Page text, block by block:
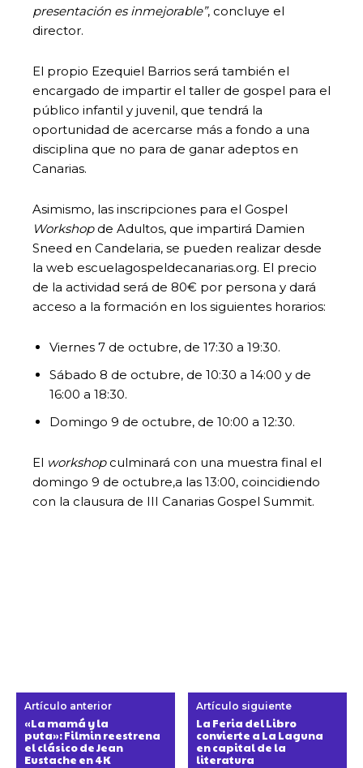
presentación es inmejorable”, concluye el
director.
El propio Ezequiel Barrios será también el
encargado de impartir el taller de gospel para el
público infantil y juvenil, que tendrá la
oportunidad de acercarse más a fondo a una
disciplina que no para de ganar adeptos en
Canarias.
Asimismo, las inscripciones para el Gospel
Workshopde Adultos, que impartirá Damien
Sneed en Candelaria, se pueden realizar desde
la web escuelagospeldecanarias.org. El precio
de la actividad será de 80€ por persona y dará
acceso a la formación en los siguientes horarios:
Viernes 7 de octubre, de 17:30 a 19:30.
Sábado 8 de octubre, de 10:30 a 14:00 y de
16:00 a 18:30.
Domingo 9 de octubre, de 10:00 a 12:30.
El workshopculminará con una muestra final el
domingo 9 de octubre,a las 13:00, coincidiendo
con la clausura de III Canarias Gospel Summit.
Artículo anterior
«La mamá y la
puta»: Filmin reestrena
el clásico de Jean
Eustache en 4K
Artículo siguiente
La Feria del Libro
convierte a La Laguna
en capital de la
literatura